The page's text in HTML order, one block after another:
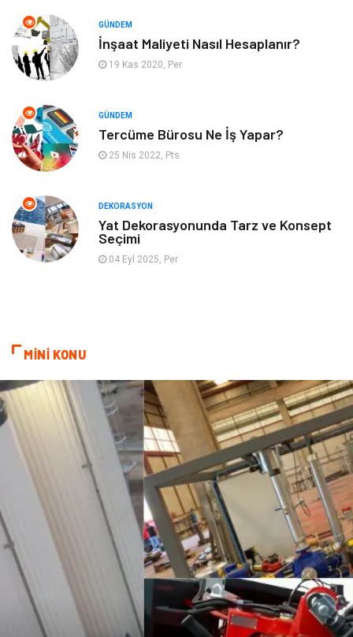
Aksesuar Eğitim Kurumları
Hizmet
Mobilya
İnternet
Nakliyat
Hediyelik Eşya
Basın Yayın
Telekomünikasyon Markalar
İthalat İhracat
Dernekler ve Birlikler
GÜNDEM
İnşaat Maliyeti Nasıl Hesaplanır?
19 Kas 2020, Per
GÜNDEM
Tercüme Bürosu Ne İş Yapar?
25 Nis 2022, Pts
DEKORASYON
Yat Dekorasyonunda Tarz ve Konsept
Seçimi
04 Eyl 2025, Per
MİNİ KONU